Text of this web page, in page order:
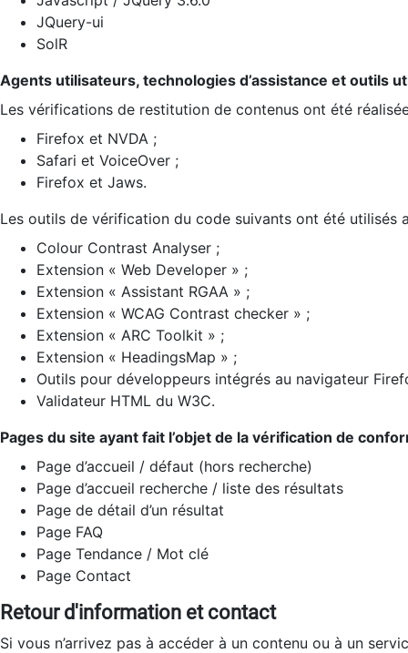
JQuery-ui
SolR
Agents utilisateurs, technologies d’assistance et outils
Les vérifications de restitution de contenus ont été
Firefox et NVDA ;
Safari et VoiceOver ;
Firefox et Jaws.
Les outils de vérification du code suivants ont été utilisés
Colour Contrast Analyser ;
Extension « Web Developer » ;
Extension « Assistant RGAA » ;
Extension « WCAG Contrast checker » ;
Extension « ARC Toolkit » ;
Extension « HeadingsMap » ;
Outils pour développeurs intégrés au navigateur
Validateur HTML du W3C.
Pages du site ayant fait l’objet de la vérification de
Page d’accueil / défaut (hors recherche)
Page d’accueil recherche / liste des résultats
Page de détail d’un résultat
Page FAQ
Page Tendance / Mot clé
Page Contact
Retour d'information et contact
Si vous n’arrivez pas à accéder à un contenu ou à un